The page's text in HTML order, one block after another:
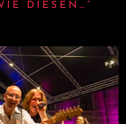
e
n
a
DIESEN…“